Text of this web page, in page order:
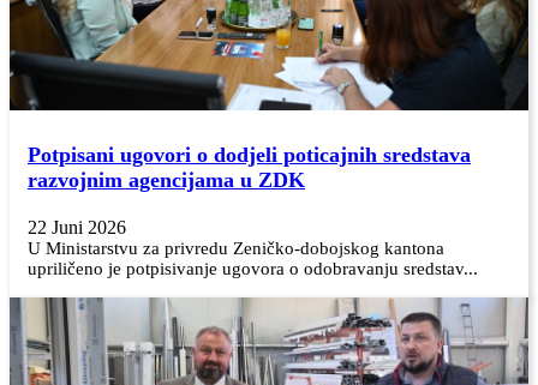
Potpisani ugovori o dodjeli poticajnih sredstava
razvojnim agencijama u ZDK
22 Juni 2026
U Ministarstvu za privredu Zeničko-dobojskog kantona
upriličeno je potpisivanje ugovora o odobravanju sredstav...